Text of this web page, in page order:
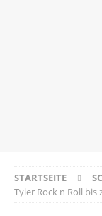
STARTSEITE
Tyler Rock n Roll bis